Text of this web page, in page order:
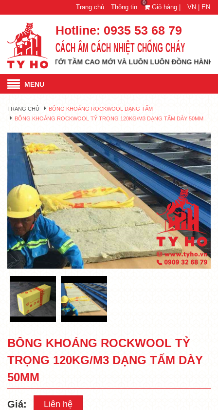
Trang chủ Thông tin
0
Giỏ hàng | VN | EN
Hotline: 0935 53 68 79
CÁCH ÂM CÁCH NHIỆT CHỐNG CHÁY
VƯƠN TỚI TẦM CAO MỚI VÀ LUÔN LUÔN ĐỒNG HÀNH
MENU
TRANG CHỦ
BÔNG KHOÁNG ROCKWOOL DẠNG TẤM
BÔNG KHOÁNG ROCKWOOL TỶ TRỌNG 120KG/M3 DẠNG TẤM DÀY 50MM
BÔNG KHOÁNG ROCKWOOL TỶ
TRỌNG 120KG/M3 DẠNG TẤM DÀY
50MM
Giá: Liên hệ